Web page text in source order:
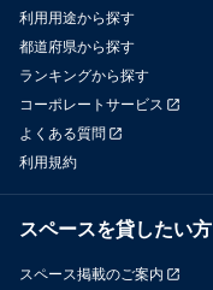
利用用途から探す
都道府県から探す
ランキングから探す
コーポレートサービス
よくある質問
利用規約
スペースを貸したい方
スペース掲載のご案内